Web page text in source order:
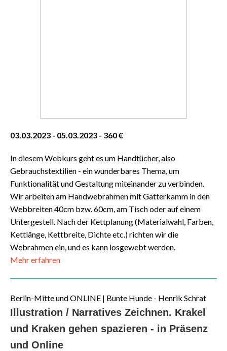
03.03.2023 - 05.03.2023 - 360 €
In diesem Webkurs geht es um Handtücher, also
Gebrauchstextilien - ein wunderbares Thema, um
Funktionalität und Gestaltung miteinander zu verbinden.
Wir arbeiten am Handwebrahmen mit Gatterkamm in den
Webbreiten 40cm bzw. 60cm, am Tisch oder auf einem
Untergestell. Nach der Kettplanung (Materialwahl, Farben,
Kettlänge, Kettbreite, Dichte etc.) richten wir die
Webrahmen ein, und es kann losgewebt werden.
Mehr erfahren
Berlin-Mitte und ONLINE | Bunte Hunde - Henrik Schrat
Illustration / Narratives Zeichnen. Krakel
und Kraken gehen spazieren - in Präsenz
und Online